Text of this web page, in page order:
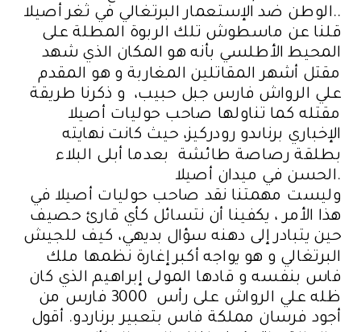
الوطن ضد الإستعمار البرتغالي في ثغر أصيلا..
قلنا عن ماسطوش تلك الربوة المطلة على
المحيط الأطلسي بأنه هو المكان الذي شهد
مقتل أشهر المقاتلين المغاربة و هو المقدم
علي الرواش فارس جبل حبيب، و ذكرنا طريقة
مقتله كما تناولها صاحب حوليات أصيلا
الإخباري برناىدو رودركيز، حيث كانت نهايته
بطلقة رصاصة طائشة بعدما أبلى البلاء
الحسن في ميدان أصيلا.
وليست مهمتنا نقد صاحب حوليات أصيلا في
هذا الأمر ، يكفينا أن نتسائل كأي قارئ حصيف
حين يتبادر إلى دهنه سؤال بديهي، كيف للجيش
البرتغالي و هو يواجه أكبر إغارة نظمها ملك
فاس بنفسه و قادها المولى إبراهيم الذي كان
ظله علي الرواش على رأس 3000 فارس من
أجود فرسان مملكة فاس بتعبير برناردو. أقول